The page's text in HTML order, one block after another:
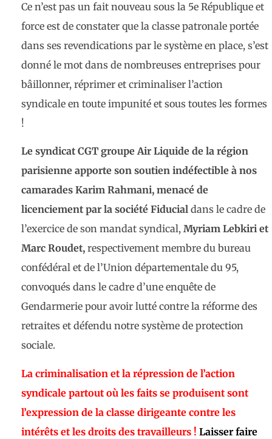
Ce n’est pas un fait nouveau sous la 5e République et
force est de constater que la classe patronale portée
dans ses revendications par le système en place, s’est
donné le mot dans de nombreuses entreprises pour
bâillonner, réprimer et criminaliser l’action
syndicale en toute impunité et sous toutes les formes
!
Le syndicat CGT groupe Air Liquide de la région
parisienne apporte son soutien indéfectible à nos
camarades Karim Rahmani, menacé de
licenciement par la société Fiducial dans le cadre de
l’exercice de son mandat syndical, Myriam Lebkiri et
Marc Roudet, respectivement membre du bureau
confédéral et de l’Union départementale du 95,
convoqués dans le cadre d’une enquête de
Gendarmerie pour avoir lutté contre la réforme des
retraites et défendu notre système de protection
sociale.
La criminalisation et la répression de l’action
syndicale partout où les faits se produisent sont
l’expression de la classe dirigeante contre les
intérêts et les droits des travailleurs ! Laisser faire